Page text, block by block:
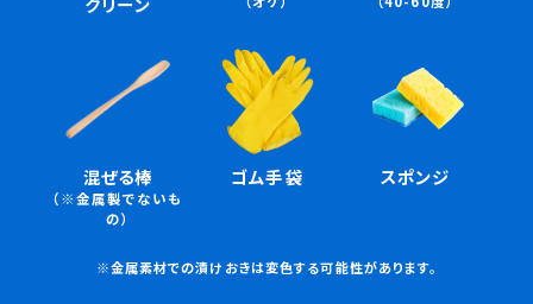
混ぜる棒
（※金属製でないも
の）
ゴム手袋 スポンジ
※金属素材での漬けおきは変色する可能性があります。